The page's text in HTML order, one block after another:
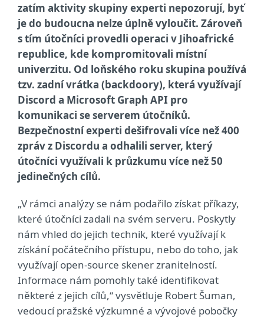
zatím aktivity skupiny experti nepozorují, byť
je do budoucna nelze úplně vyloučit. Zároveň
s tím útočníci provedli operaci v Jihoafrické
republice, kde kompromitovali místní
univerzitu. Od loňského roku skupina používá
tzv. zadní vrátka (backdoory), která využívají
Discord a Microsoft Graph API pro
komunikaci se serverem útočníků.
Bezpečnostní experti dešifrovali více než 400
zpráv z Discordu a odhalili server, který
útočníci využívali k průzkumu více než 50
jedinečných cílů.
„V rámci analýzy se nám podařilo získat příkazy,
které útočníci zadali na svém serveru. Poskytly
nám vhled do jejich technik, které využívají k
získání počátečního přístupu, nebo do toho, jak
využívají open‑source skener zranitelností.
Informace nám pomohly také identifikovat
některé z jejich cílů,“ vysvětluje Robert Šuman,
vedoucí pražské výzkumné a vývojové pobočky